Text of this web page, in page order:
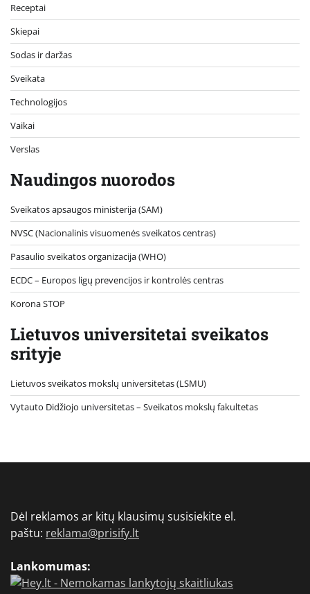
Receptai
Skiepai
Sodas ir daržas
Sveikata
Technologijos
Vaikai
Verslas
Naudingos nuorodos
Sveikatos apsaugos ministerija (SAM)
NVSC (Nacionalinis visuomenės sveikatos centras)
Pasaulio sveikatos organizacija (WHO)
ECDC – Europos ligų prevencijos ir kontrolės centras
Korona STOP
Lietuvos universitetai sveikatos
srityje
Lietuvos sveikatos mokslų universitetas (LSMU)
Vytauto Didžiojo universitetas– Sveikatos mokslų fakultetas
Dėl reklamos ar kitų klausimų susisiekite el.
paštu: reklama@prisify.lt
Lankomumas: